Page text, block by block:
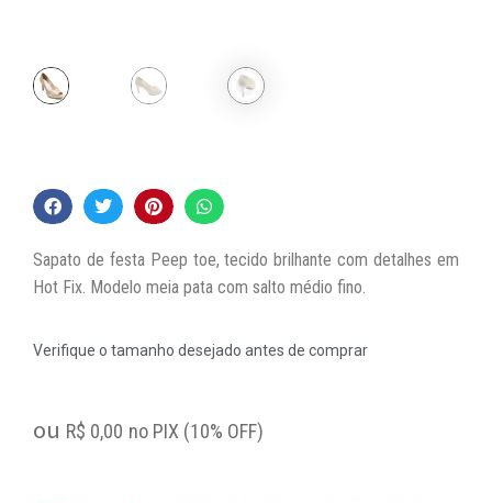
Sapato de festa Peep toe, tecido brilhante com detalhes em
Hot Fix. Modelo meia pata com salto médio fino.
Verifique o tamanho desejado antes de comprar
ou R$ 0,00 no PIX (10% OFF)